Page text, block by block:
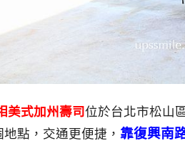
美式加州壽司位於台北市松山
點，交通更便捷， 靠復興南